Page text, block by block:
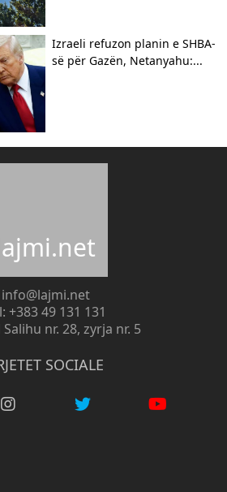
Izraeli refuzon planin e SHBA-
së për Gazën, Netanyahu:...
info@lajmi.net
+383 49 131 131
Salihu nr. 28, zyrja nr. 5
SOCIALE